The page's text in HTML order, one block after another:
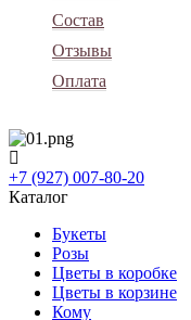
Состав
Отзывы
Оплата
+7 (927) 007-80-20
Каталог
Букеты
Розы
Цветы в коробке
Цветы в корзине
Кому